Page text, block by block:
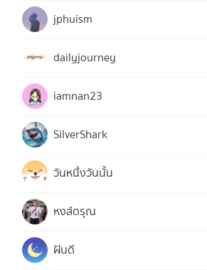
jphuism
dailyjourney
iamnan23
SilverShark
วันหนึ่งวันนั้น
หงส์ดรุณ
ฝันดี